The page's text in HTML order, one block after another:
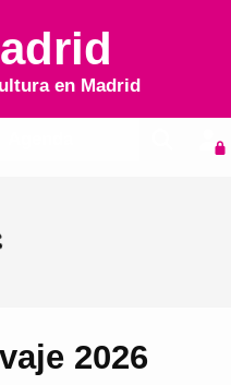
en Madrid
2026